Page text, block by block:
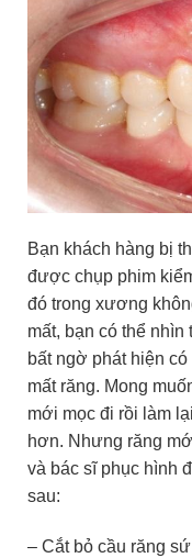
Bạn khách hàng bị
được chụp phim
đó trong xương
mất, bạn có thể nhìn
bất ngờ phát hiện
mất răng. Mong
mới mọc đi rồi làm
hơn. Nhưng răng
và bác sĩ phục hình
sau:
– Cắt bỏ cầu răng